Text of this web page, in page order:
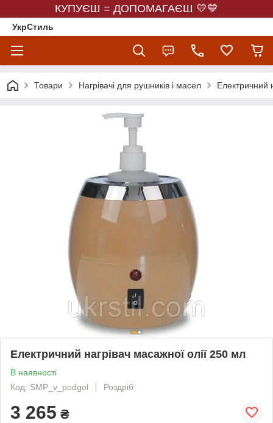
КУПУЄШ = ДОПОМАГАЄШ 💛💙
УкрСтиль
Товари Нагрівачі для рушників і масел Електричний
Електричний нагрівач масажної олії 250 мл
В наявності
Код: SMP_v_podgol
Роздріб
3 265 ₴